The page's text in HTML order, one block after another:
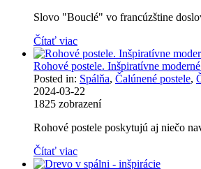
Slovo "Bouclé" vo francúzštine
Čítať viac
Rohové postele. Inšpiratívne
Posted in: Spálňa, Čalúnené postele,
2024-03-22
1825 zobrazení
Rohové postele poskytujú aj niečo
Čítať viac